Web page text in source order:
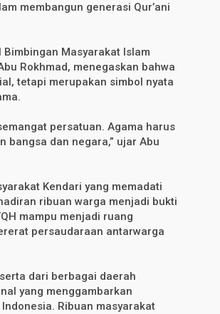
membangun generasi Qur’ani
Masyarakat Islam
Rokhmad, menegaskan bahwa
tetapi merupakan simbol nyata
persatuan. Agama harus
bangsa dan negara,” ujar Abu
Kendari yang memadati
ribuan warga menjadi bukti
mampu menjadi ruang
persaudaraan antarwarga
dari berbagai daerah
yang menggambarkan
Ribuan masyarakat